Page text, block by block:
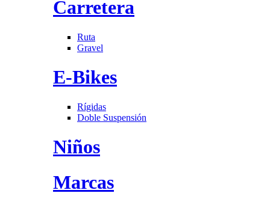
Carretera
Ruta
Gravel
E-Bikes
Rígidas
Doble Suspensión
Niños
Marcas